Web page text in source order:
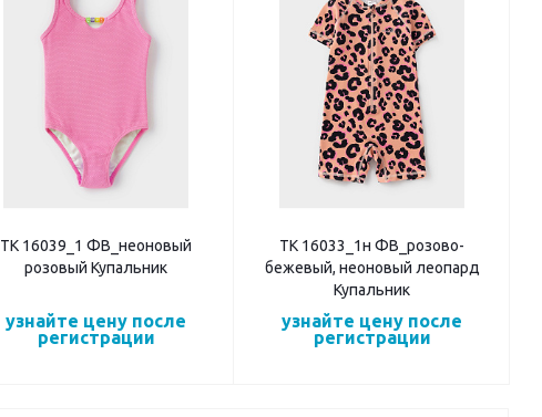
ТК 16039_1 ФВ_неоновый
розовый Купальник
узнайте цену после
регистрации
ТК 16033_1н ФВ_розово-
бежевый, неоновый леопард
Купальник
узнайте цену после
регистрации